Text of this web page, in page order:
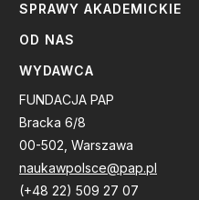
SPRAWY AKADEMICKIE
OD NAS
WYDAWCA
FUNDACJA PAP
Bracka 6/8
00-502, Warszawa
naukawpolsce@pap.pl
(+48 22) 509 27 07